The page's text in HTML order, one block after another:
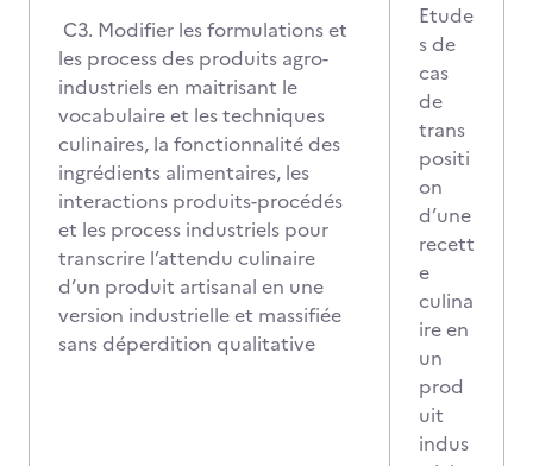
C3. Modifier les formulations et
les process des produits agro-
industriels en maitrisant le
vocabulaire et les techniques
culinaires, la fonctionnalité des
ingrédients alimentaires, les
interactions produits-procédés
et les process industriels pour
transcrire l’attendu culinaire
d’un produit artisanal en une
version industrielle et massifiée
sans déperdition qualitative
Etude
s de
cas
de
trans
positi
on
d’une
recett
e
culina
ire en
un
prod
uit
indus